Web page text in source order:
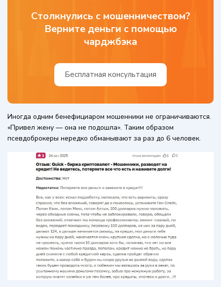
Столкнулись с мошенничеством?
Верните деньги с помощью
чарджбэка
Бесплатная консультация
Иногда одним бенефициаром мошенники не ограничиваются.
«Привел жену — она не подошла». Таким образом
псевдоброкеры нередко обманывают за раз до 6 человек.